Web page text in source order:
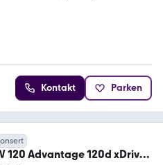
Kontakt Parken
120 Advantage 120d xDrive